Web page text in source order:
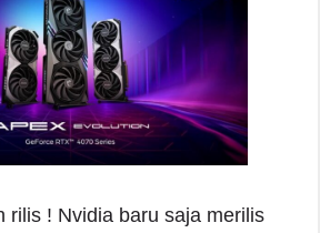
rilis ! Nvidia baru saja merilis